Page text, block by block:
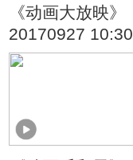
《动画大放映》
20170927 10:30